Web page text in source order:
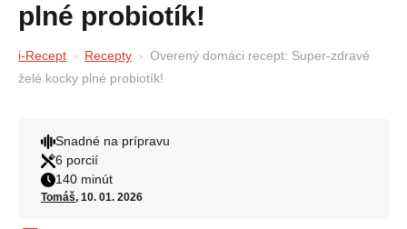
plné probiotík!
i-Recept Recepty
Overený domáci recept: Super-zdravé
želé kocky plné probiotík!
Snadné na prípravu
6 porcií
140 minút
Tomáš, 10. 01. 2026